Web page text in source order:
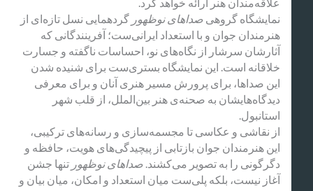
نمایشگاه گروهیصداهای نوظهورگردهمایی نسل تازه‌ای از
هنرمندان جوان و با استعداد ایرانی‌ست؛ آفرینندگانی که
آثارشان سرشار از نگاه‌های نو، احساسات ناگفته و جسارت
خلاقانه است. این نمایشگاه بستری‌ست برای شنیده شدن
این صداها، برای پرورش مسیر هنری آنان و برای معرفی
دیدگاه‌هایشان به صحنه‌ی هنر بین‌الملل، از قلب شهر
استانبول.
از نقاشی و عکاسی تا مجسمه‌سازی و رسانه‌های ترکیبی،
این هنرمندان جوان بازتابی از پیچیدگی‌های هویت، حافظه و
دگرگونی را به تصویر می‌کشند.صداهای نوظهورتنها جشن
آغاز نیست، بلکه پلی‌ست میان استعداد و امکان، میان بیان و